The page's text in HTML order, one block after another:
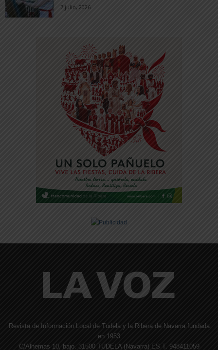
7 julio, 2026
Revista de Información Local de Tudela y la Ribera de Navarra fundada
en 1953
C/Alhemas 10, bajo. 31500 TUDELA (Navarra) ES T. 948411059